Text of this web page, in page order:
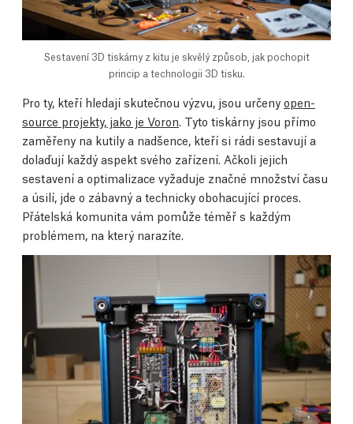
Sestavení 3D tiskárny z kitu je skvělý způsob, jak pochopit
princip a technologii 3D tisku.
Pro ty, kteří hledají skutečnou výzvu, jsou určeny open-
source projekty, jako je Voron. Tyto tiskárny jsou přímo
zaměřeny na kutily a nadšence, kteří si rádi sestavují a
dolaďují každý aspekt svého zařízení. Ačkoli jejich
sestavení a optimalizace vyžaduje značné množství času
a úsilí, jde o zábavný a technicky obohacující proces.
Přátelská komunita vám pomůže téměř s každým
problémem, na který narazíte.